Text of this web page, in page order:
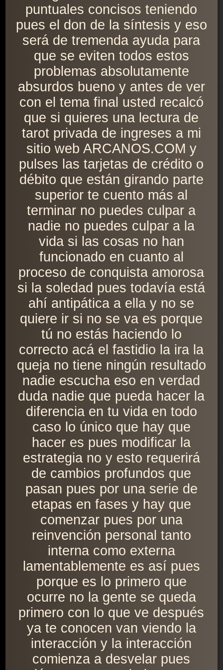
puntuales concisos teniendo
pues el don de la síntesis y eso
será de tremenda ayuda para
que se eviten todos estos
problemas absolutamente
absurdos bueno y antes de ver
con el tema final usted recalcó
que si quieres una lectura de
tarot privada de ingreses a mi
sitio web ARCANOS.COM y
pulses las tarjetas de crédito o
débito que están girando parte
superior te cuento más al
terminar no puedes culpar a
nadie no puedes culpar a la
vida si las cosas no han
funcionado en cuanto al
proceso de conquista amorosa
si la soledad pues todavía está
ahí antipática a ella y no se
quiere ir si no se va es porque
tú no estás haciendo lo
correcto acá el fastidio la ira la
queja no tiene ningún resultado
nadie escucha eso en verdad
duda nadie que pueda hacer la
diferencia en tu vida en todo
caso lo único que hay que
hacer es pues modificar la
estrategia no y esto requerirá
de cambios profundos que
pasan pues por una serie de
etapas en fases y hay que
comenzar pues por una
reinvención personal tanto
interna como externa
lamentablemente es así pues
porque es lo primero que
ocurre no la gente se queda
primero con lo que ve después
ya te conocen van viendo la
interacción y la interacción
comienza a desvelar pues